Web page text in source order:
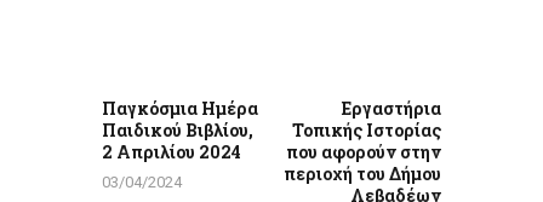
Παγκόσμια Ημέρα
Παιδικού Βιβλίου,
2 Απριλίου 2024
03/04/2024
Εργαστήρια
Τοπικής Ιστορίας
που αφορούν στην
περιοχή του Δήμου
Λεβαδέων